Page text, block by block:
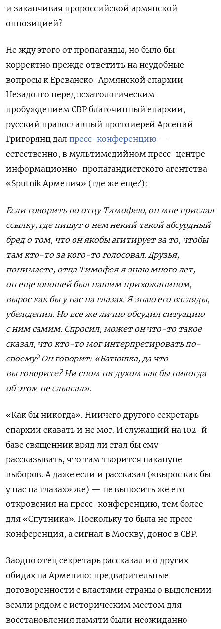
и заканчивая пророссийской армянской
оппозицией?
Не жду этого от пропаганды, но было бы
корректно прежде ответить на неудобные
вопросы к Ереванско-Армянской епархии.
Незадолго перед эсхатологическим
пробуждением СВР благочинный епархии,
русский православный протоиерей Арсений
Григорянц дал пресс-конференцию —
естественно, в мультимедийном пресс-центре
информационно-пропагандистского агентства
«Sputnik Армения» (где же еще?):
Если говорить по отцу Тимофею, он мне прислал
ссылку, где пишут о нем некий такой абсурдный
бред о том, что он якобы агитирует за то, чтобы
там кто-то за кого-то голосовал. Друзья,
понимаете, отца Тимофея я знаю много лет,
он еще юношей был нашим прихожанином,
вырос как бы у нас на глазах. Я знаю его взгляды,
убеждения. Но все же лично обсудил ситуацию
с ним самим. Спросил, может он что-то такое
сказал, что кто-то мог интерпретировать по-
своему? Он говорит: «Батюшка, да что
вы говорите? Ни сном ни духом как бы никогда
об этом не слышал».
«Как бы никогда». Ниичего другого секретарь
епархии сказать и не мог. И служащий на 102-й
базе священник вряд ли стал бы ему
рассказывать, что там творится накануне
выборов. А даже если и рассказал («вырос как бы
у нас на глазах» же) — не выносить же его
откровения на пресс-конференцию, тем более
для «Спутника». Поскольку то была не пресс-
конференция, а сигнал в Москву, донос в СВР.
Заодно отец секретарь рассказал и о других
обидах на Армению: предварительные
договоренности с властями страны о выделении
земли рядом с историческим местом для
восстановления памяти были неожиданно